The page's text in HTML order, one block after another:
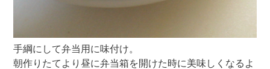
手綱にして弁当用に味付け。
朝作りたてより昼に弁当箱を開けた時に美味しくなるよ